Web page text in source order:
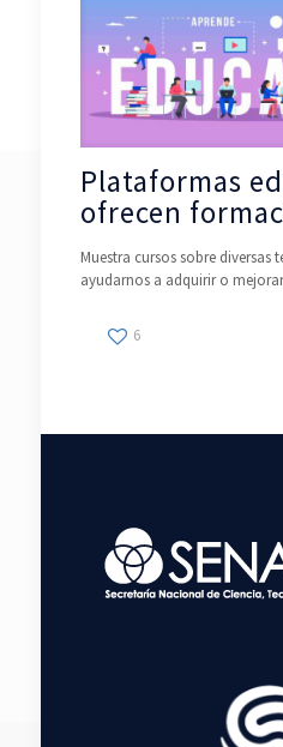
Plataformas
ofrecen
Muestra cursos sobre diversas
ayudarnos a adquirir o
6